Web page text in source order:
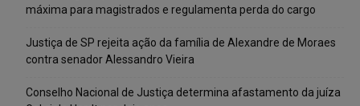
máxima para magistrados e regulamenta perda do cargo
Justiça de SP rejeita ação da família de Alexandre de Moraes
contra senador Alessandro Vieira
Conselho Nacional de Justiça determina afastamento da juíza